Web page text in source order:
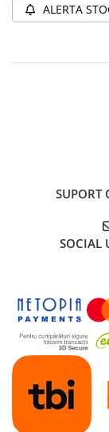
ALERTA
SUPORT
SOCIAL